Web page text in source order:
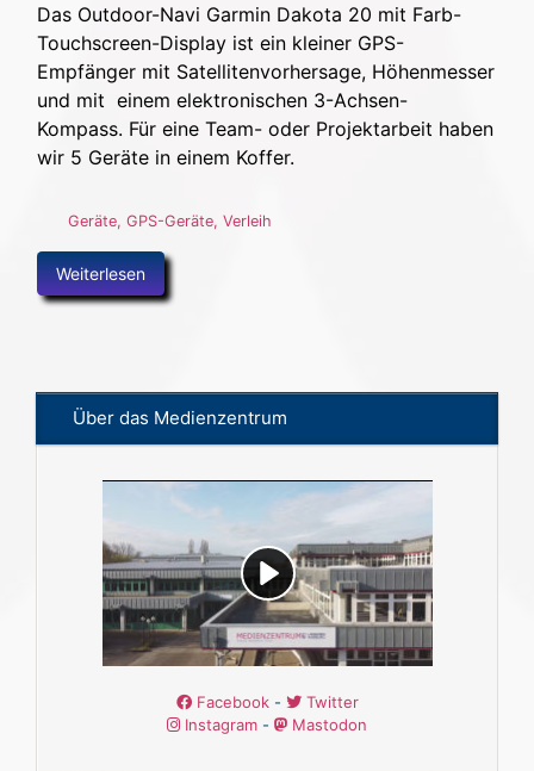
Das Outdoor-Navi Garmin Dakota 20 mit Farb-
Touchscreen-Display ist ein kleiner GPS-
Empfänger mit Satellitenvorhersage, Höhenmesser
und mit einem elektronischen 3-Achsen-
Kompass. Für eine Team- oder Projektarbeit haben
wir 5 Geräte in einem Koffer.
Geräte, GPS-Geräte, Verleih
Weiterlesen
Über das Medienzentrum
Facebook-
Twitter
Instagram - Mastodon